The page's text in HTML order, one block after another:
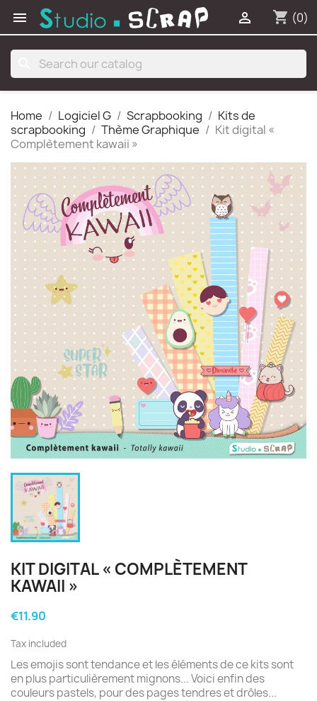
 shopping_cart (0)

Home Logiciel G Scrapbooking
Kits de
scrapbooking
Thème Graphique
Kit digital «
Complètement kawaii »
KIT DIGITAL « COMPLÈTEMENT
KAWAII »
€11.90
Tax included
Les emojis sont tendance et les éléments de ce kits sont
en plus particulièrement mignons... Voici enfin des
couleurs pastels, pour des pages tendres et drôles...